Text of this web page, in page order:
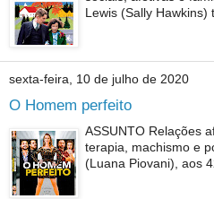
Lewis (Sally Hawkins)
sexta-feira, 10 de julho de 2020
O Homem perfeito
ASSUNTO Relações
terapia, machismo e
(Luana Piovani), aos